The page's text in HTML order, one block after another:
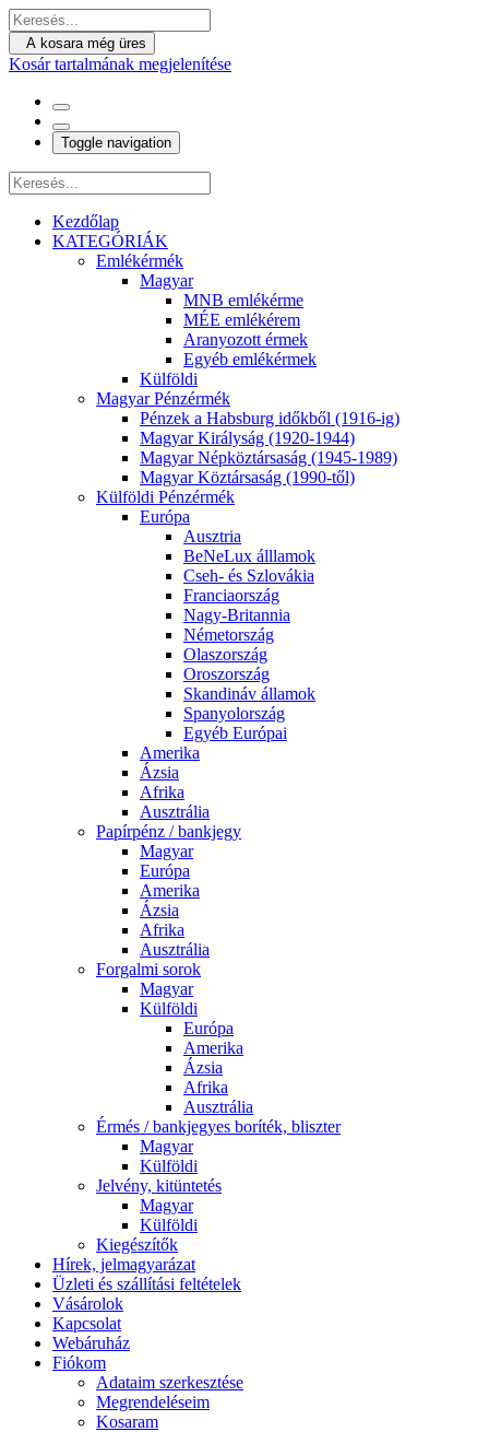
A kosara még üres
Kosár tartalmának megjelenítése
Toggle navigation
Kezdőlap
KATEGÓRIÁK
Emlékérmék
Magyar
MNB emlékérme
MÉE emlékérem
Aranyozott érmek
Egyéb emlékérmek
Külföldi
Magyar Pénzérmék
Pénzek a Habsburg időkből (1916-ig)
Magyar Királyság (1920-1944)
Magyar Népköztársaság (1945-1989)
Magyar Köztársaság (1990-től)
Külföldi Pénzérmék
Európa
Ausztria
BeNeLux álllamok
Cseh- és Szlovákia
Franciaország
Nagy-Britannia
Németország
Olaszország
Oroszország
Skandináv államok
Spanyolország
Egyéb Európai
Amerika
Ázsia
Afrika
Ausztrália
Papírpénz / bankjegy
Magyar
Európa
Amerika
Ázsia
Afrika
Ausztrália
Forgalmi sorok
Magyar
Külföldi
Európa
Amerika
Ázsia
Afrika
Ausztrália
Érmés / bankjegyes boríték, bliszter
Magyar
Külföldi
Jelvény, kitüntetés
Magyar
Külföldi
Kiegészítők
Hírek, jelmagyarázat
Üzleti és szállítási feltételek
Vásárolok
Kapcsolat
Webáruház
Fiókom
Adataim szerkesztése
Megrendeléseim
Kosaram